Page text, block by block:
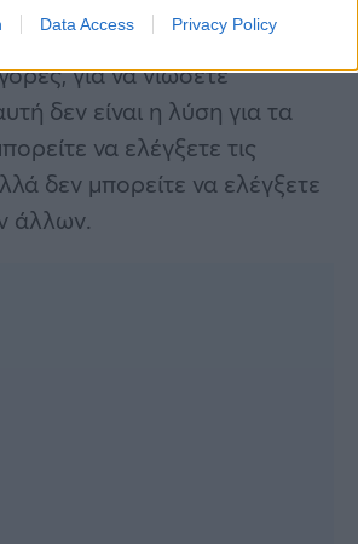
Data Access Privacy Policy
θα μπορούσατε να προβείτε
για να νιώσετε
δεν είναι η λύση για τα
να ελέγξετε τις
δεν μπορείτε να ελέγξετε
άλλων.